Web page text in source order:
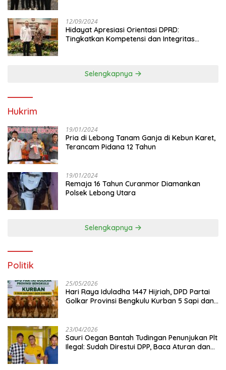
12/09/2024
Hidayat Apresiasi Orientasi DPRD:
Tingkatkan Kompetensi dan Integritas
Selengkapnya
Hukrim
19/01/2024
Pria di Lebong Tanam Ganja di Kebun Karet,
Terancam Pidana 12 Tahun
19/01/2024
Remaja 16 Tahun Curanmor Diamankan
Polsek Lebong Utara
Selengkapnya
Politik
25/05/2026
Hari Raya Iduladha 1447 Hijriah, DPD Partai
Golkar Provinsi Bengkulu Kurban 5 Sapi dan 1
23/04/2026
Sauri Oegan Bantah Tudingan Penunjukan Plt
Ilegal: Sudah Direstui DPP, Baca Aturan dan